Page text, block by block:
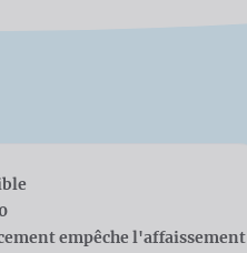
empêche l'affaissement